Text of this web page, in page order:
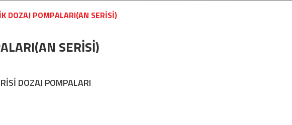
DOZAJ POMPALARI(AN SERİSİ)
SERİSİ)
DOZAJ POMPALARI